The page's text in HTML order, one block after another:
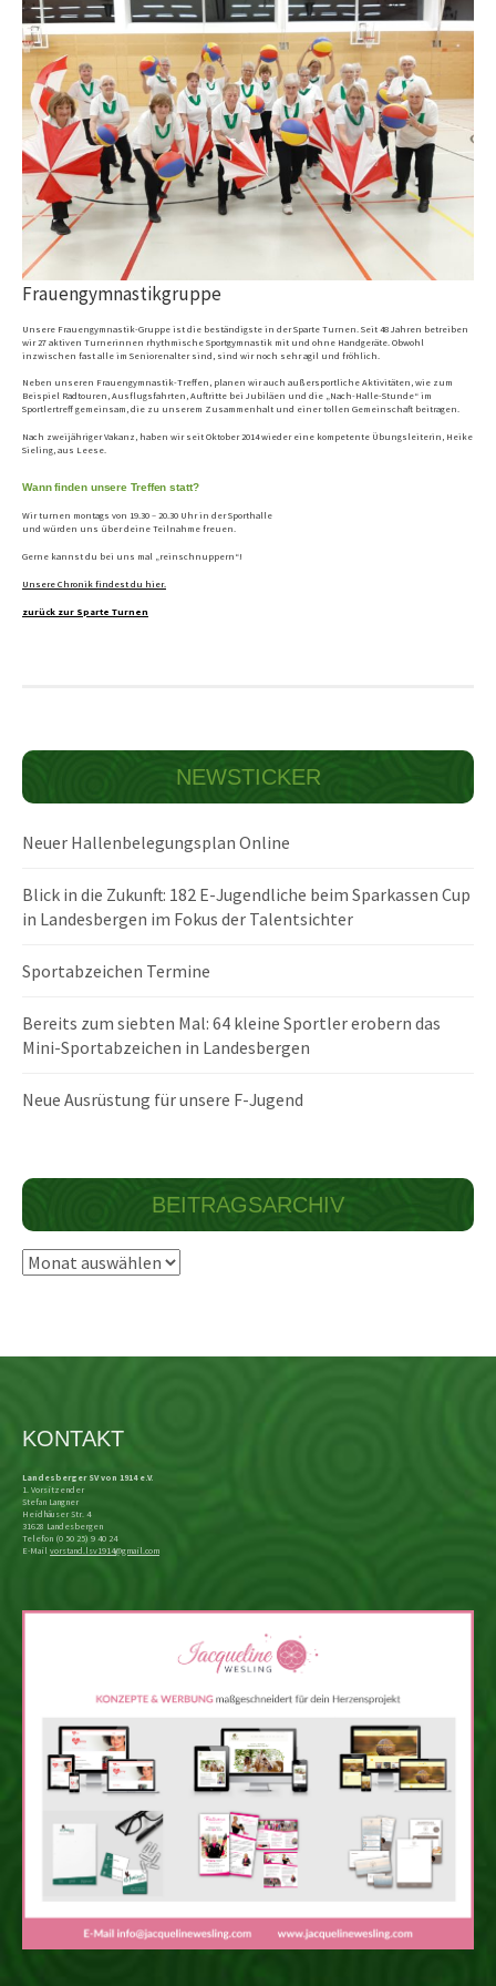
Frauengymnastikgruppe
Unsere Frauengymnastik-Gruppe ist die beständigste in der Sparte Turnen. Seit 48 Jahren betreiben
wir 27 aktiven Turnerinnen rhythmische Sportgymnastik mit und ohne Handgeräte. Obwohl
inzwischen fast alle im Seniorenalter sind, sind wir noch sehr agil und fröhlich.
Neben unseren Frauengymnastik-Treffen, planen wir auch außersportliche Aktivitäten, wie zum
Beispiel Radtouren, Ausflugsfahrten, Auftritte bei Jubiläen und die „Nach-Halle-Stunde“ im
Sportlertreff gemeinsam, die zu unserem Zusammenhalt und einer tollen Gemeinschaft beitragen.
Nach zweijähriger Vakanz, haben wir seit Oktober 2014 wieder eine kompetente Übungsleiterin, Heike
Sieling, aus Leese.
Wann finden unsere Treffen statt?
Wir turnen montags von 19.30 – 20.30 Uhr in der Sporthalle
und würden uns über deine Teilnahme freuen.
Gerne kannst du bei uns mal „reinschnuppern“!
Unsere Chronik findest du hier.
zurück zur Sparte Turnen
NEWSTICKER
Neuer Hallenbelegungsplan Online
Blick in die Zukunft: 182 E-Jugendliche beim Sparkassen Cup
in Landesbergen im Fokus der Talentsichter
Sportabzeichen Termine
Bereits zum siebten Mal: 64 kleine Sportler erobern das
Mini-Sportabzeichen in Landesbergen
Neue Ausrüstung für unsere F-Jugend
BEITRAGSARCHIV
Beitragsarchiv
KONTAKT
Landesberger SV von 1914 e.V.
1. Vorsitzender
Stefan Langner
Heidhäuser Str. 4
31628 Landesbergen
Telefon (0 50 25) 9 40 24
E-Mail vorstand.lsv1914@gmail.com
Kontakt Datenschutz Haftung Impressum